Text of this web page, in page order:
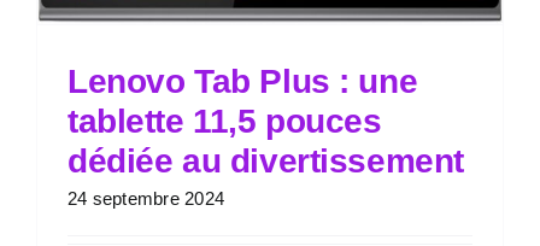
Lenovo Tab Plus : une
tablette 11,5 pouces
dédiée au divertissement
24 septembre 2024